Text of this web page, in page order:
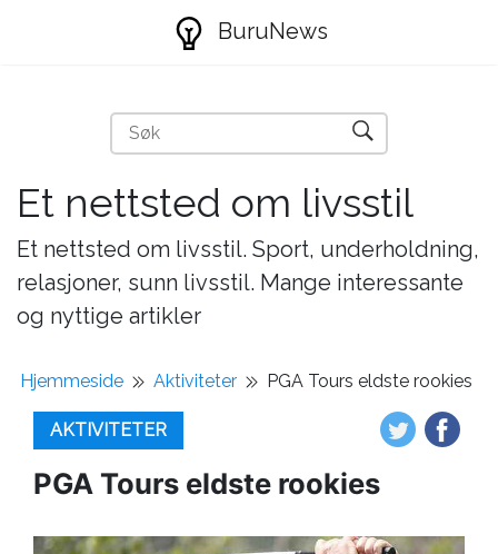
BuruNews
Et nettsted om livsstil
Et nettsted om livsstil. Sport, underholdning,
relasjoner, sunn livsstil. Mange interessante
og nyttige artikler
Hjemmeside Aktiviteter PGA Tours eldste rookies
AKTIVITETER
PGA Tours eldste rookies